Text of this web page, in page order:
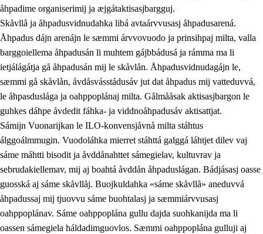
åhpadime organiserimij ja æjgátaktisasjbargguj.
Skåvllå ja åhpadusvidnudahka libá avtaárvvusasj åhpadusarená.
Åhpadus dájn arenájn le sæmmi árvvovuodo ja prinsihpaj milta, valla
barggoiellema åhpadusán li muhtem gájbbádusá ja rámma ma li
ietjálágátja gå åhpadusán mij le skåvlån. Åhpadusvidnudagájn le,
sæmmi gå skåvlån, åvdåsvásstádusáv jut dat åhpadus mij vatteduvvá,
le åhpasduslága ja oahppoplánaj milta. Gålmååsak aktisasjbargon le
guhkes dáhpe åvdedit fáhka- ja viddnoåhpadusáv aktisattjat.
Sámijn Vuonarijkan le ILO-konvensjåvnå milta stáhtus
álggoálmmugin. Vuodoláhka mierret stáhttá galggá láhtjet dilev vaj
sáme máhtti bisodit ja åvddånahttet sámegielav, kultuvrav ja
sebrudakiellemav, mij aj boahtá åvddån åhpaduslágan. Bádjásasj oasse
guosská aj sáme skåvllåj. Buojkuldahka «sáme skåvllå» aneduvvá
åhpadussaj mij tjuovvu sáme buohtalasj ja sæmmiárvvusasj
oahppoplánav. Sáme oahppoplána gullu dajda suohkanijda ma li
oassen sámegiela háldadimguovlos. Sæmmi oahppoplána gulluji aj